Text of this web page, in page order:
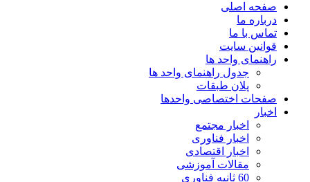
صفحه اصلی
درباره ما
تماس با ما
قوانین سایت
راهنمای واحد ها
جدول راهنمای واحد ها
پلان طبقات
صفحات اختصاصی واحدها
اخبار
اخبار مجتمع
اخبار فناوری
اخبار اقتصادی
مقالات آموزشی
60 ثانیه فناوری